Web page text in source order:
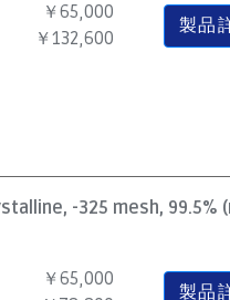
￥65,000
￥132,600
製品
-325 mesh, 99.5%
￥65,000
製品